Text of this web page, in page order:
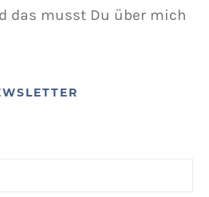
das musst Du über mich